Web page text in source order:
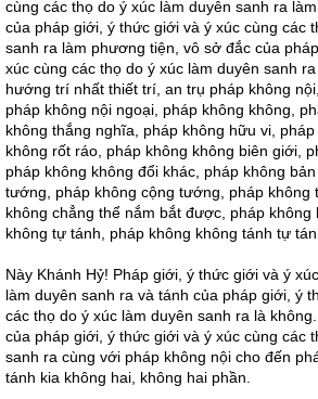
cùng các thọ do ý xúc làm duyên sanh ra
của pháp giới, ý thức giới và ý xúc cùng các
sanh ra làm phương tiện, vô sở đắc của
xúc cùng các thọ do ý xúc làm duyên sanh
hướng trí nhất thiết trí, an trụ pháp không
pháp không nội ngoại, pháp không không,
không thắng nghĩa, pháp không hữu vi,
không rốt ráo, pháp không không biên giới,
pháp không không đổi khác, pháp không
tướng, pháp không cộng tướng, pháp không
không chẳng thể nắm bắt được, pháp không
không tự tánh, pháp không không tánh tự
Này Khánh Hỷ! Pháp giới, ý thức giới và ý
làm duyên sanh ra và tánh của pháp giới, ý
các thọ do ý xúc làm duyên sanh ra là
của pháp giới, ý thức giới và ý xúc cùng các
sanh ra cùng với pháp không nội cho đến
tánh kia không hai, không hai phần.